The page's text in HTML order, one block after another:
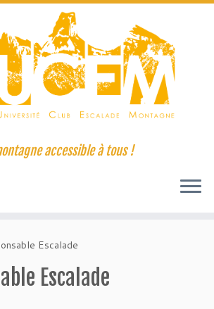
accessible à tous !
Escalade
Escalade